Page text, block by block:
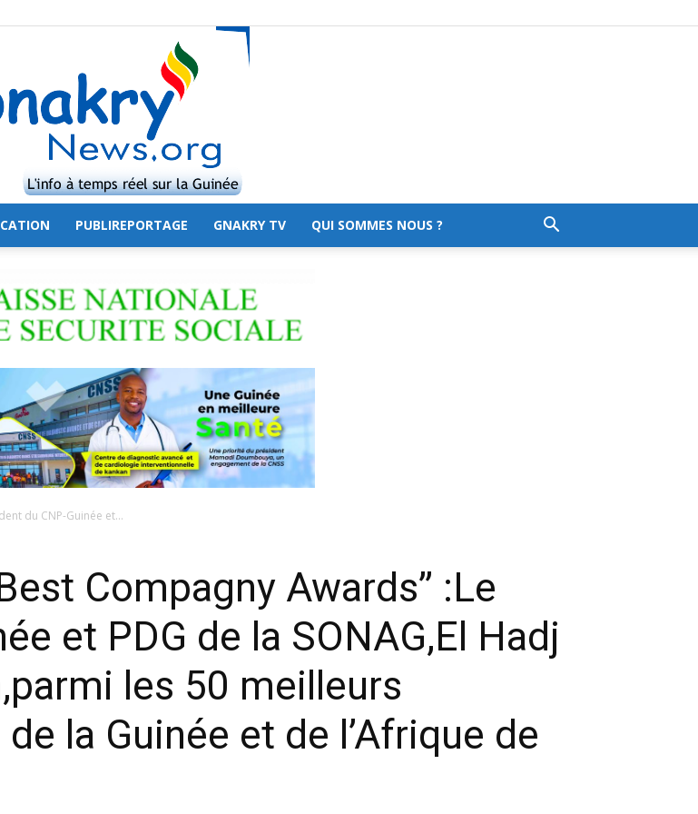
PUBLIREPORTAGE GNAKRY TV QUI SOMMES NOUS ?
du CNP-Guinée et...
Compagny Awards’’ :Le
et PDG de la SONAG,El Hadj
les 50 meilleurs
la Guinée et de l’Afrique de